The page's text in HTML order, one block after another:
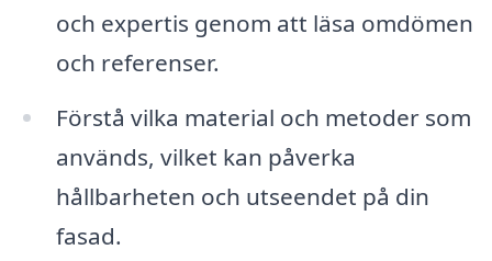
och expertis genom att läsa omdömen
och referenser.
Förstå vilka material och metoder som
används, vilket kan påverka
hållbarheten och utseendet på din
fasad.